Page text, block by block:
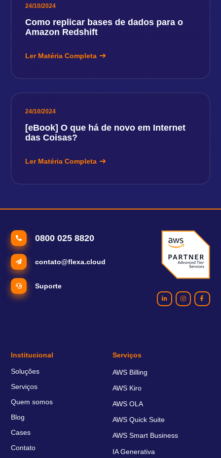
24/10/2024
Como replicar bases de dados para o
Amazon Redshift
Ler Matéria Completa
24/10/2024
[eBook] O que há de novo em Internet
das Coisas?
Ler Matéria Completa
0800 025 8820
contato@flexa.cloud
Suporte
Institucional
Soluções
Serviços
Quem somos
Blog
Cases
Contato
Serviços
AWS Billing
AWS Kiro
AWS OLA
AWS Quick Suite
AWS Smart Business
IA Generativa